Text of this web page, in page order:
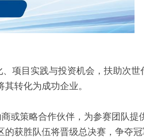
项目实践与投资机会，扶助次世
转化为成功企业。
或策略合作伙伴，为参赛团队提
获胜队伍将晋级总决赛，争夺